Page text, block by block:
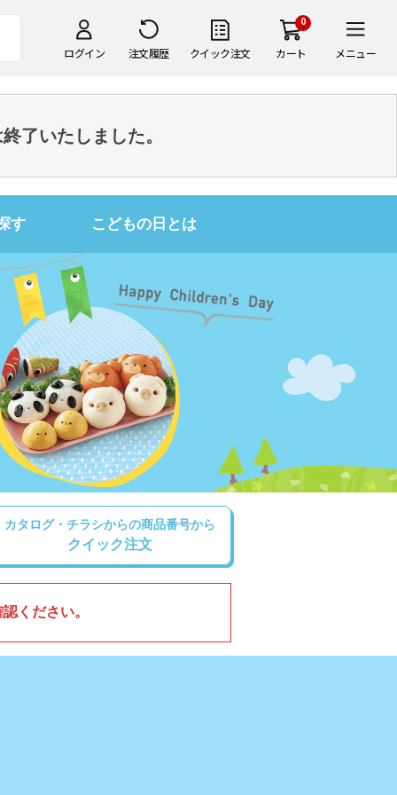
ログイン 注文履歴 クイック注文
0
カート メニュー
了いたしました。
す こどもの日とは
カタログ・チラシからの商品番号から
クイック注文
ください。